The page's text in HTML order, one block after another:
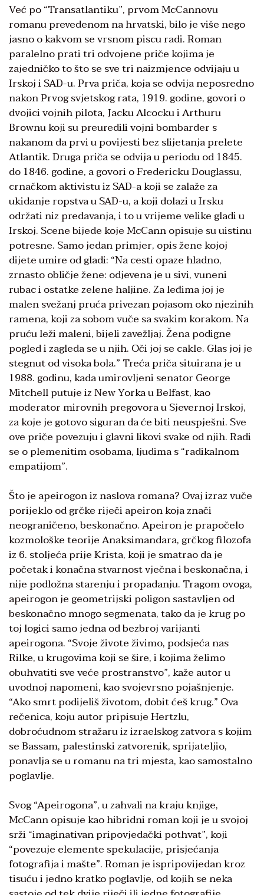
Već po “Transatlantiku”, prvom McCannovu
romanu prevedenom na hrvatski, bilo je više nego
jasno o kakvom se vrsnom piscu radi. Roman
paralelno prati tri odvojene priče kojima je
zajedničko to što se sve tri naizmjence odvijaju u
Irskoj i SAD-u. Prva priča, koja se odvija neposredno
nakon Prvog svjetskog rata, 1919. godine, govori o
dvojici vojnih pilota, Jacku Alcocku i Arthuru
Brownu koji su preuredili vojni bombarder s
nakanom da prvi u povijesti bez slijetanja prelete
Atlantik. Druga priča se odvija u periodu od 1845.
do 1846. godine, a govori o Fredericku Douglassu,
crnačkom aktivistu iz SAD-a koji se zalaže za
ukidanje ropstva u SAD-u, a koji dolazi u Irsku
održati niz predavanja, i to u vrijeme velike gladi u
Irskoj. Scene bijede koje McCann opisuje su uistinu
potresne. Samo jedan primjer, opis žene kojoj
dijete umire od gladi: “Na cesti opaze hladno,
zrnasto obličje žene: odjevena je u sivi, vuneni
rubac i ostatke zelene haljine. Za leđima joj je
malen svežanj pruća privezan pojasom oko njezinih
ramena, koji za sobom vuče sa svakim korakom. Na
pruću leži maleni, bijeli zavežljaj. Žena podigne
pogled i zagleda se u njih. Oči joj se cakle. Glas joj je
stegnut od visoka bola.” Treća priča situirana je u
1988. godinu, kada umirovljeni senator George
Mitchell putuje iz New Yorka u Belfast, kao
moderator mirovnih pregovora u Sjevernoj Irskoj,
za koje je gotovo siguran da će biti neuspješni. Sve
ove priče povezuju i glavni likovi svake od njih. Radi
se o plemenitim osobama, ljudima s “radikalnom
empatijom”.
Što je apeirogon iz naslova romana? Ovaj izraz vuče
porijeklo od grčke riječi apeiron koja znači
neograničeno, beskonačno. Apeiron je prapočelo
kozmološke teorije Anaksimandara, grčkog filozofa
iz 6. stoljeća prije Krista, koji je smatrao da je
početak i konačna stvarnost vječna i beskonačna, i
nije podložna starenju i propadanju. Tragom ovoga,
apeirogon je geometrijski poligon sastavljen od
beskonačno mnogo segmenata, tako da je krug po
toj logici samo jedna od bezbroj varijanti
apeirogona. “Svoje živote živimo, podsjeća nas
Rilke, u krugovima koji se šire, i kojima želimo
obuhvatiti sve veće prostranstvo”, kaže autor u
uvodnoj napomeni, kao svojevrsno pojašnjenje.
“Ako smrt podijeliš životom, dobit ćeš krug.” Ova
rečenica, koju autor pripisuje Hertzlu,
dobroćudnom stražaru iz izraelskog zatvora s kojim
se Bassam, palestinski zatvorenik, sprijateljio,
ponavlja se u romanu na tri mjesta, kao samostalno
poglavlje.
Svog “Apeirogona”, u zahvali na kraju knjige,
McCann opisuje kao hibridni roman koji je u svojoj
srži “imaginativan pripovjedački pothvat”, koji
“povezuje elemente spekulacije, prisjećanja
fotografija i mašte”. Roman je ispripovijedan kroz
tisuću i jedno kratko poglavlje, od kojih se neka